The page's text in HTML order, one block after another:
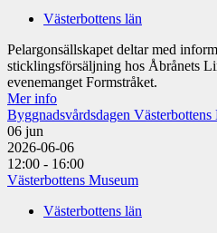
Västerbottens län
Pelargonsällskapet deltar med
sticklingsförsäljning hos Åbrånets
evenemanget Formstråket.
Mer info
Byggnadsvårdsdagen Västerbottens
06 jun
2026-06-06
12:00 - 16:00
Västerbottens Museum
Västerbottens län